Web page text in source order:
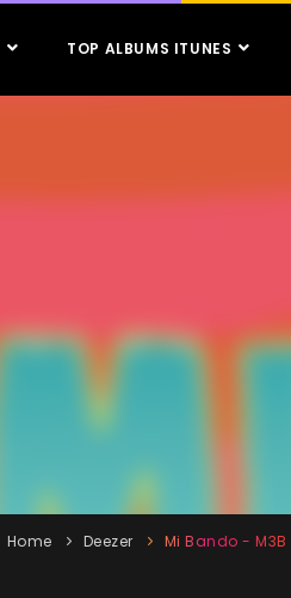
TOP ALBUMS ITUNES
Home Deezer Mi Bando - M3B